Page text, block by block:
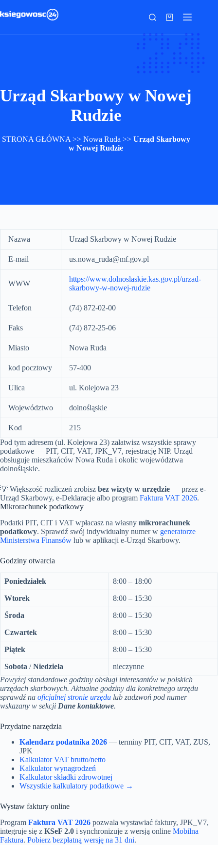
do
Koszyk
Urząd Skarbowy w Nowej
Rudzie
STRONA GŁÓWNA >> Nowa Ruda >> Urząd Skarbowy
w Nowej Rudzie
Nazwa Urząd Skarbowy w Nowej Rudzie
E-mail us.nowa_ruda@mf.gov.pl
WWW
https://www.dolnoslaskie.kas.gov.pl/urzad-
skarbowy-w-nowej-rudzie
Telefon (74) 872-02-00
Faks (74) 872-25-06
Miasto Nowa Ruda
kod pocztowy 57-400
Ulica ul. Kolejowa 23
Województwo dolnośląskie
Kod
215
Pod tym adresem (ul. Kolejowa 23) załatwisz wszystkie sprawy
podatkowe — PIT, CIT, VAT, JPK_V7, rejestrację NIP. Urząd
obsługuje mieszkańców Nowa Ruda i okolic województwa
dolnośląskie.
💡 Większość rozliczeń zrobisz bez wizyty w urzędzie — przez e-
Urząd Skarbowy, e-Deklaracje albo program Faktura VAT 2026.
Mikrorachunek podatkowy
Podatki PIT, CIT i VAT wpłacasz na własny mikrorachunek
podatkowy. Sprawdź swój indywidualny numer w generatorze
Ministerstwa Finansów lub w aplikacji e-Urząd Skarbowy.
Godziny otwarcia
Poniedziałek 8:00 – 18:00
Wtorek 8:00 – 15:30
Środa 8:00 – 15:30
Czwartek 8:00 – 15:30
Piątek 8:00 – 15:30
Sobota /Niedziela
nieczynne
Powyżej standardowe godziny obsługi interesantów w polskich
urzędach skarbowych. Aktualne godziny dla konkretnego urzędu
sprawdź na oficjalnej stronie urzędu lub zadzwoń pod numer
wskazany w sekcji Dane kontaktowe.
Przydatne narzędzia
Kalendarz podatnika 2026 — terminy PIT, CIT, VAT, ZUS,
JPK
Kalkulator VAT brutto/netto
Kalkulator wynagrodzeń
Kalkulator składki zdrowotnej
Wszystkie kalkulatory podatkowe →
Wystaw faktury online
Program Faktura VAT 2026 pozwala wystawiać faktury, JPK_V7,
integruje się z KSeF 2.0 i synchronizuje z wersją online Mobilna
Faktura. Pobierz bezpłatną wersję na 31 dni.